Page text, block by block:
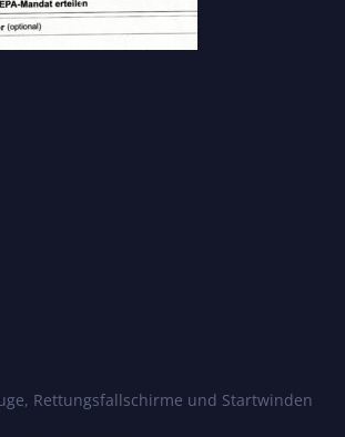
Rettungsfallschirme und Startwinden